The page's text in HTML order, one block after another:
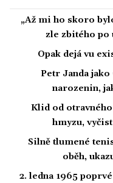
„Až mi ho skoro
zle zbitého po
Opak dejá vu
Petr Janda jako
narozenin,
Klid od
hmyzu,
Silně tlumené
oběh,
2. ledna 1965